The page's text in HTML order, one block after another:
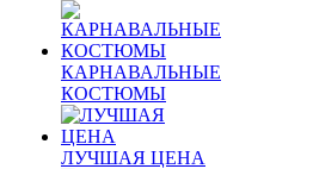
КАРНАВАЛЬНЫЕ
КОСТЮМЫ
ЛУЧШАЯ ЦЕНА